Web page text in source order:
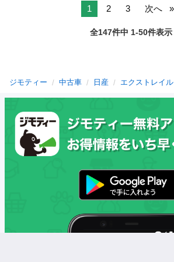
1 2 3 次へ
全147件中 1-50件表示
ジモティー 中古車 日産 エクストレイル